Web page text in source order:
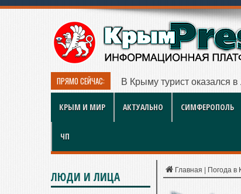
ПРЯМО СЕЙЧАС: В Крыму турист оказался
КРЫМ И МИР АКТУАЛЬНО СИМФЕРОПОЛЬ
ЧП
Главная Погода в
ЛЮДИ И ЛИЦА